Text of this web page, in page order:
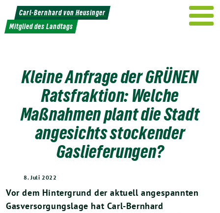
Weiter
zum
Inhalt
Carl-Bernhard von Heusinger
Mitglied des Landtags
Kleine Anfrage der GRÜNEN
Ratsfraktion: Welche
Maßnahmen plant die Stadt
angesichts stockender
Gaslieferungen?
8. Juli 2022
Vor dem Hintergrund der aktuell angespannten
Gasversorgungslage hat Carl-Bernhard